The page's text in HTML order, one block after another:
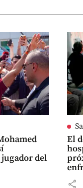
del
El
share